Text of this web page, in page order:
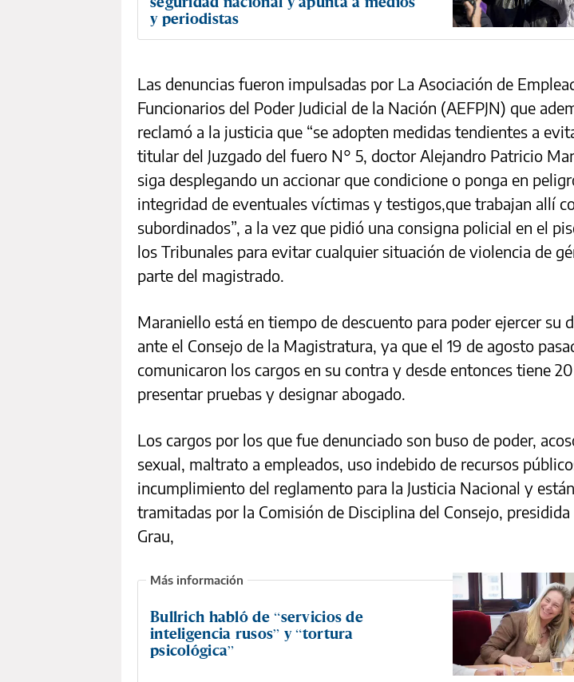
y periodistas
Las denuncias fueron impulsadas por La Asociación de
Funcionarios del Poder Judicial de la Nación (AEFPJN) que
reclamó a la justicia que “se adopten medidas tendientes a
titular del Juzgado del fuero N° 5, doctor Alejandro Patricio
siga desplegando un accionar que condicione o ponga en
integridad de eventuales víctimas y testigos,que trabajan allí
subordinados”, a la vez que pidió una consigna policial en el
los Tribunales para evitar cualquier situación de violencia de
parte del magistrado.
Maraniello está en tiempo de descuento para poder ejercer su
ante el Consejo de la Magistratura, ya que el 19 de agosto
comunicaron los cargos en su contra y desde entonces tiene
presentar pruebas y designar abogado.
Los cargos por los que fue denunciado son buso de poder,
sexual, maltrato a empleados, uso indebido de recursos
incumplimiento del reglamento para la Justicia Nacional y
tramitadas por la Comisión de Disciplina del Consejo, presidida
Grau,
Bullrich habló de “servicios de
inteligencia rusos” y “tortura
psicológica”